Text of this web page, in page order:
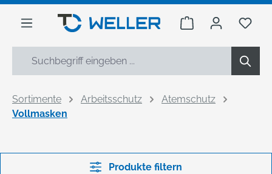
springen
Warenkorb Du
Sortimente Arbeitsschutz
Atemschutz
Vollmasken
Produkte filtern